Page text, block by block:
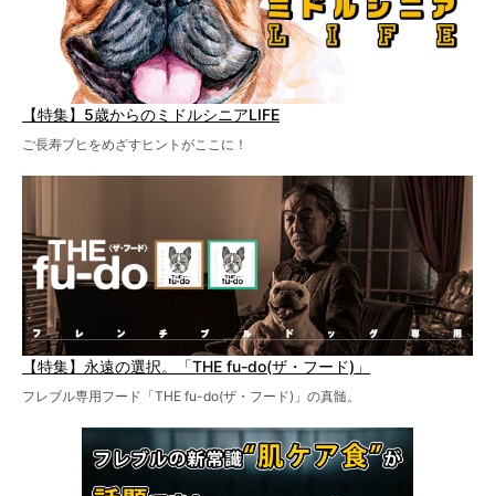
【特集】5歳からのミドルシニアLIFE
ご長寿ブヒをめざすヒントがここに！
【特集】永遠の選択。「THE fu-do(ザ・フード)」
フレブル専用フード「THE fu-do(ザ・フード)」の真髄。